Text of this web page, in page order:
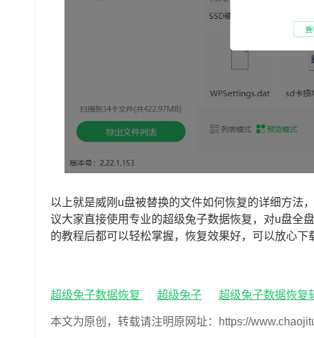
以上就是威刚u盘被替换的文件如何恢复的详细方法
议大家直接使用专业的超级兔子数据恢复，对u盘全
的教程后都可以轻松掌握，恢复效果好，可以放心下
超级兔子数据恢复 超级兔子 超级兔子数据恢复
本文为原创，转载请注明原网址：https://